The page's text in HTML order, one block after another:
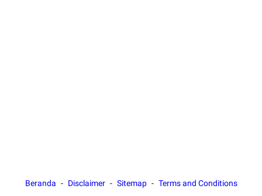
Beranda Disclaimer Sitemap Terms and Conditions